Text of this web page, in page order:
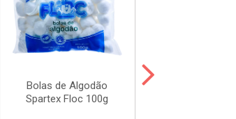
Bolas de Algodão
Spartex Floc 100g